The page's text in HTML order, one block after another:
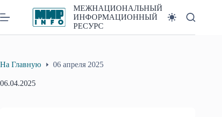
к
сути
МЕЖНАЦИОНАЛЬНЫЙ
ИНФОРМАЦИОННЫЙ
РЕСУРС
На Главную 06 апреля 2025
06.04.2025